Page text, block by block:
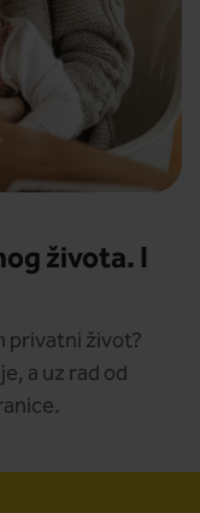
života. I
privatni život?
a uz rad od